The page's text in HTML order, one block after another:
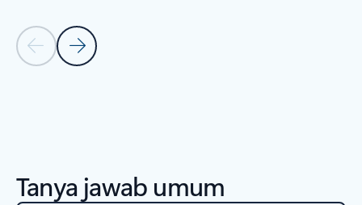
Slide Sebelumnya
Slide Berikutnya
Tanya jawab umum